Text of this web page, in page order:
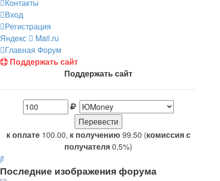
Контакты
Вход
Регистрация
Яндекс
Mail.ru
Главная Форум
Поддержать сайт
Поддержать сайт
к оплате100.00, к получению 99.50 (комиссия с
получателя0,5%)
Поиск
Последние изображения форума